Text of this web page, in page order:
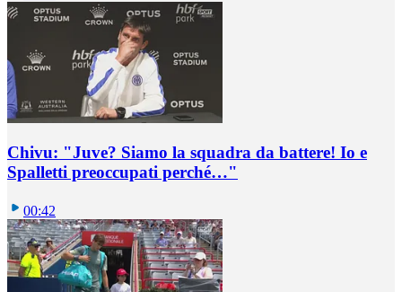
Chivu: "Juve? Siamo la squadra da battere! Io e
Spalletti preoccupati perché…"
00:42